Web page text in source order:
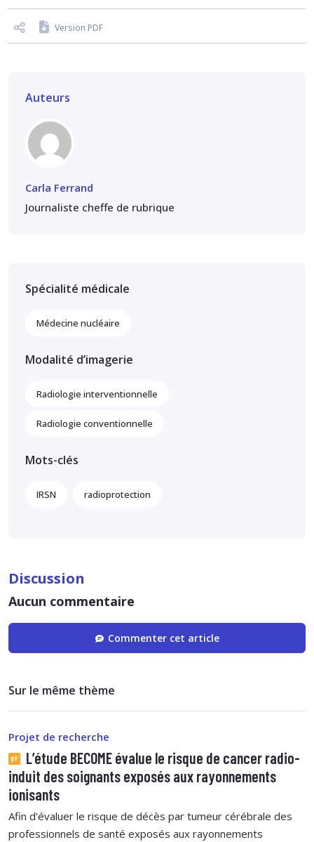
Version PDF
Auteurs
Carla Ferrand
Journaliste cheffe de rubrique
Spécialité médicale
Médecine nucléaire
Modalité d’imagerie
Radiologie interventionnelle
Radiologie conventionnelle
Mots-clés
IRSN radioprotection
Discussion
Aucun commentaire
Commenter cet article
Sur le même thème
Projet de recherche
L’étude BECOME évalue le risque de cancer radio-
induit des soignants exposés aux rayonnements
ionisants
Afin d'évaluer le risque de décès par tumeur cérébrale des
professionnels de santé exposés aux rayonnements